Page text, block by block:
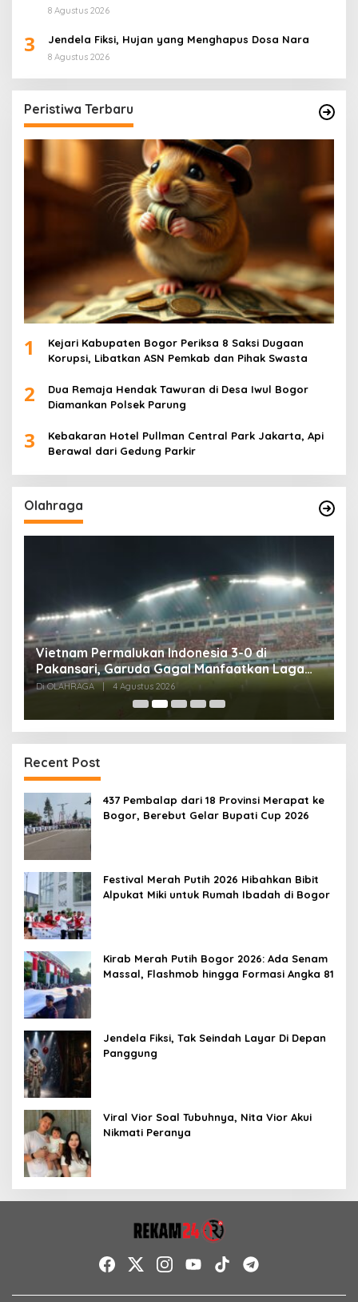
8 Agustus 2026
3 Jendela Fiksi, Hujan yang Menghapus Dosa Nara
8 Agustus 2026
Peristiwa Terbaru
1
Kejari Kabupaten Bogor Periksa 8 Saksi Dugaan
Korupsi, Libatkan ASN Pemkab dan Pihak Swasta
2
Dua Remaja Hendak Tawuran di Desa Iwul Bogor
Diamankan Polsek Parung
3
Kebakaran Hotel Pullman Central Park Jakarta, Api
Berawal dari Gedung Parkir
Olahraga
Tes Fisik Tahap II Jadi Tolok Ukur Kesiapan
525 Atlet Kota Bogor Menuju Porprov Jabar
Di OLAHRAGA 1 Agustus 2026
Recent Post
437 Pembalap dari 18 Provinsi Merapat ke
Bogor, Berebut Gelar Bupati Cup 2026
Festival Merah Putih 2026 Hibahkan Bibit
Alpukat Miki untuk Rumah Ibadah di Bogor
Kirab Merah Putih Bogor 2026: Ada Senam
Massal, Flashmob hingga Formasi Angka 81
Jendela Fiksi, Tak Seindah Layar Di Depan
Panggung
Viral Vior Soal Tubuhnya, Nita Vior Akui
Nikmati Peranya